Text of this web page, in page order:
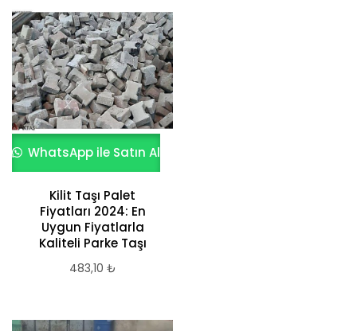
WhatsApp ile Satın Al
Kilit Taşı Palet
Fiyatları 2024: En
Uygun Fiyatlarla
Kaliteli Parke Taşı
483,10 ₺